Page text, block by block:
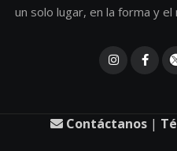
un solo lugar, en la forma y
Contáctanos |